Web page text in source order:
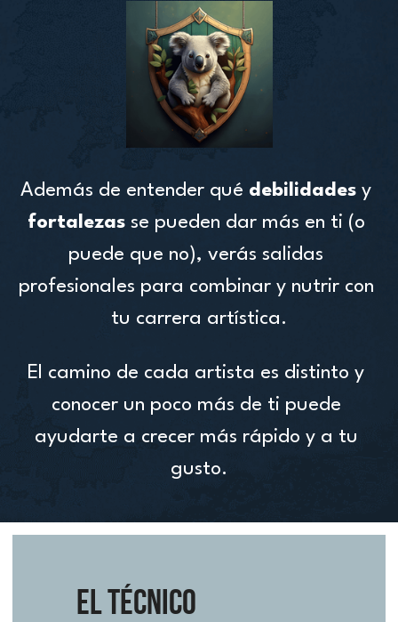
Además de entender qué debilidades
fortalezas se pueden dar más en ti (o
puede que no), verás salidas
profesionales para combinar y nutrir con
tu carrera artística.
El camino de cada artista es distinto y
conocer un poco más de ti puede
ayudarte a crecer más rápido y a tu
gusto.
EL TÉCNICO